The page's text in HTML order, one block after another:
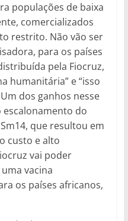
populações de baixa
comercializados
restrito. Não vão ser
para os países
pela Fiocruz,
humanitária” e “isso
dos ganhos nesse
do
que resultou em
custo e alto
vai poder
vacina
os países africanos,